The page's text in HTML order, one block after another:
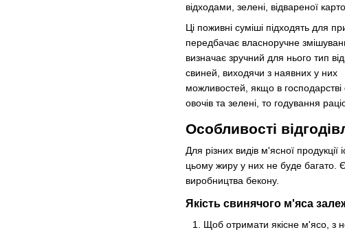
відходами, зелені, відвареної
Ці поживні суміші підходять для
передбачає власноручне
визначає зручний для нього тип
свиней, виходячи з наявних у них
можливостей, якщо в господарстві
овочів та зелені, то годування
Особливості
Для різних видів м'ясної
цьому жиру у них не буде багато.
виробництва бекону.
Якість свинячого м'яса
Щоб отримати якісне м'ясо, з